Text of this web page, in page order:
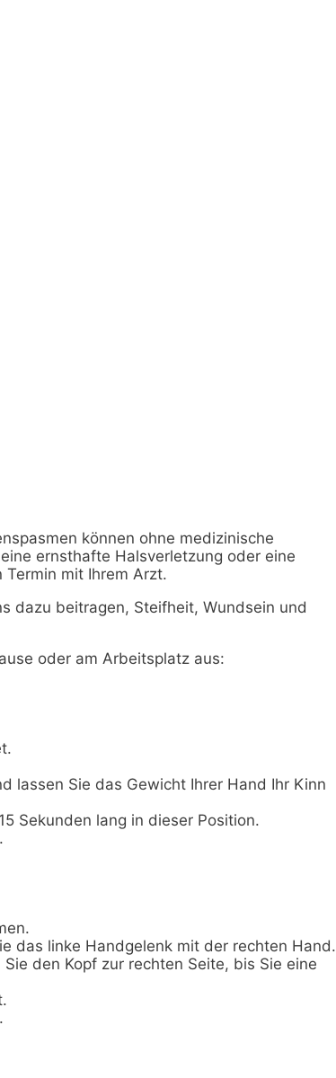
können ohne medizinische
ernsthafte Halsverletzung oder eine
mit Ihrem Arzt.
dazu beitragen, Steifheit, Wundsein und
oder am Arbeitsplatz aus:
lassen Sie das Gewicht Ihrer Hand Ihr Kinn
Sekunden lang in dieser Position.
das linke Handgelenk mit der rechten Hand.
den Kopf zur rechten Seite, bis Sie eine